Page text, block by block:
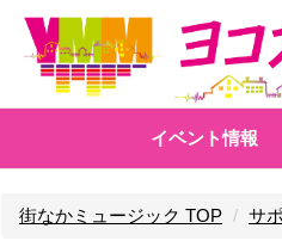
イベント情報
街なかミュージック TOP サ